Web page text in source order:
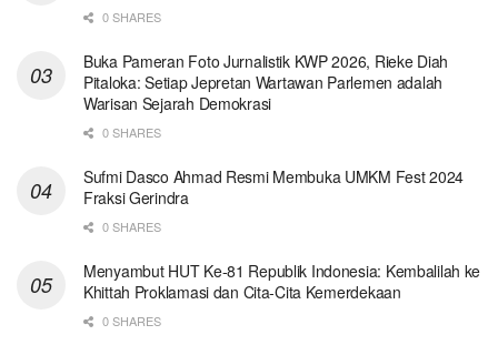
0 SHARES
Buka Pameran Foto Jurnalistik KWP 2026, Rieke Diah
Pitaloka: Setiap Jepretan Wartawan Parlemen adalah
Warisan Sejarah Demokrasi
0 SHARES
Sufmi Dasco Ahmad Resmi Membuka UMKM Fest 2024
Fraksi Gerindra
0 SHARES
Menyambut HUT Ke-81 Republik Indonesia: Kembalilah ke
Khittah Proklamasi dan Cita-Cita Kemerdekaan
0 SHARES